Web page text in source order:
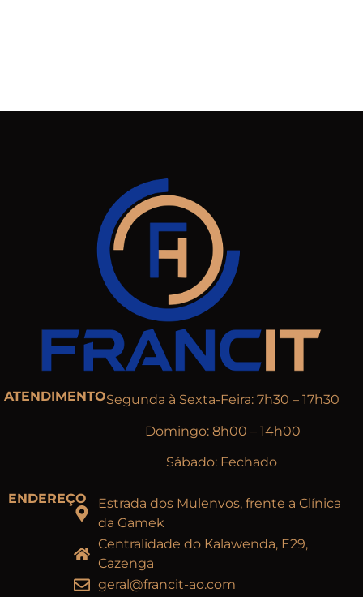
ATENDIMENTOSegunda à Sexta-Feira: 7h30 – 17h30
Domingo: 8h00 – 14h00
Sábado: Fechado
ENDEREÇO
Estrada dos Mulenvos, frente a Clínica
da Gamek
Centralidade do Kalawenda, E29,
Cazenga
geral@francit-ao.com